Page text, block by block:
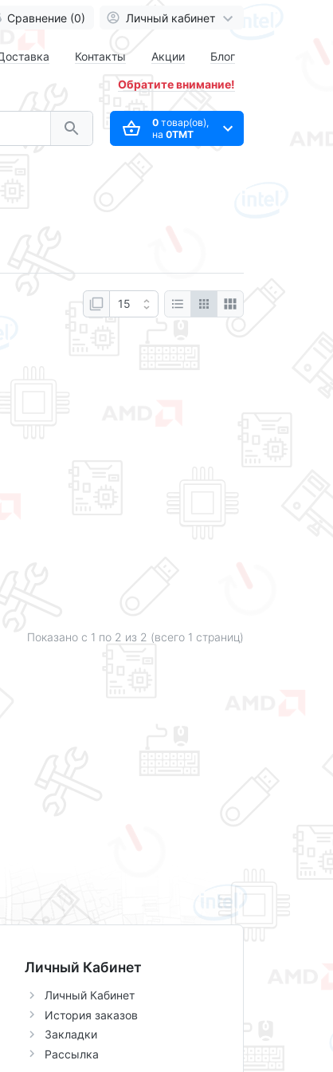
Сравнение (0) Личный кабинет
Контакты Акции Блог
Обратите внимание!
0товар(ов),
на 0ТМТ
Показано с 1 по 2 из 2 (всего 1 страниц)
Личный Кабинет
Личный Кабинет
История заказов
Закладки
Рассылка